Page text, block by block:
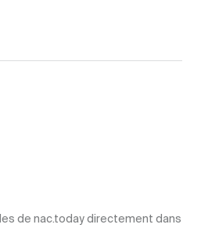
de nac.today directement dans